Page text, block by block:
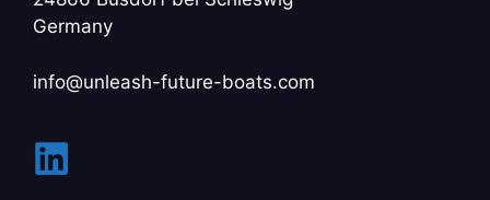
Germany
info@unleash-future-boats.com